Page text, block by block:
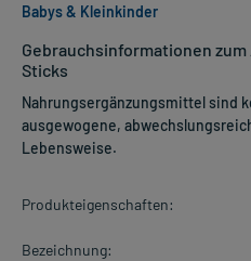
Gebrauchsinformationen
Sticks
Nahrungsergänzungsmittel sind
ausgewogene,
Lebensweise.
Produkteigenschaften:
Bezeichnung:
Babys & Kleinkinder